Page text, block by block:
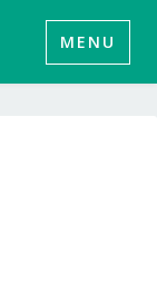
MENU